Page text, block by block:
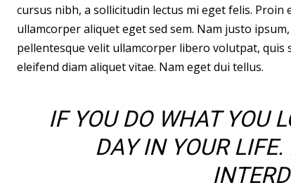
cursus nibh, a sollicitudin lectus mi eget felis.
ullamcorper aliquet eget sed sem. Nam justo
pellentesque velit ullamcorper libero volutpat,
eleifend diam aliquet vitae. Nam eget dui tellus.
IF YOU DO WHAT YOU
DAY IN YOUR